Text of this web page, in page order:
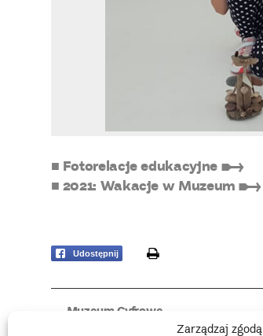
Zarządzaj zgodą
■ Fotorelacje edukacyjne ➸
■ 2021: Wakacje w Muzeum ➸
Udostępnij print
Muzeum Cyfrowe